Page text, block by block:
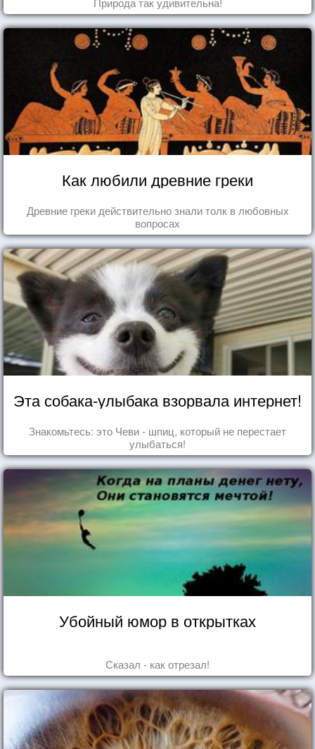
Как любили древние греки
Древние греки действительно знали толк в любовных
вопросах
Эта собака-улыбака взорвала интернет!
Знакомьтесь: это Чеви - шпиц, который не перестает
улыбаться!
Убойный юмор в открытках
Сказал - как отрезал!